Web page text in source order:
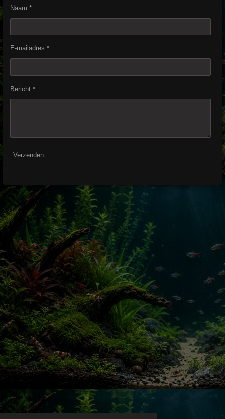
Naam *
E-mailadres *
Bericht *
Verzenden